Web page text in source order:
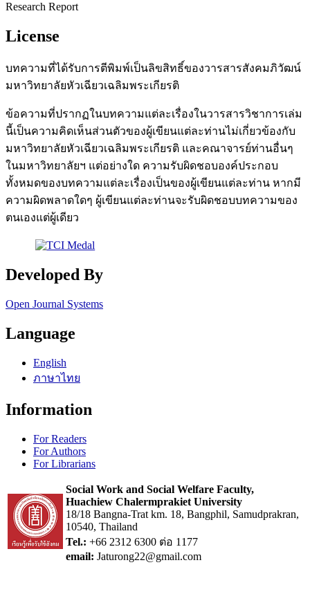
Research Report
License
บทความที่ได้รับการตีพิมพ์เป็นลิขสิทธิ์ของวารสารสังคมภิวัฒน์
มหาวิทยาลัยหัวเฉียวเฉลิมพระเกียรติ
ข้อความที่ปรากฏในบทความแต่ละเรื่องในวารสารวิชาการเล่ม
นี้เป็นความคิดเห็นส่วนตัวของผู้เขียนแต่ละท่านไม่เกี่ยวข้องกับ
มหาวิทยาลัยหัวเฉียวเฉลิมพระเกียรติ และคณาจารย์ท่านอื่นๆ
ในมหาวิทยาลัยฯ แต่อย่างใด ความรับผิดชอบองค์ประกอบ
ทั้งหมดของบทความแต่ละเรื่องเป็นของผู้เขียนแต่ละท่าน หากมี
ความผิดพลาดใดๆ ผู้เขียนแต่ละท่านจะรับผิดชอบบทความของ
ตนเองแต่ผู้เดียว
Developed By
Open Journal Systems
Language
English
ภาษาไทย
Information
For Readers
For Authors
For Librarians
Social Work and Social Welfare Faculty,
Huachiew Chalermprakiet University
18/18 Bangna-Trat km. 18, Bangphil, Samudprakran,
10540, Thailand
Tel.: +66 2312 6300 ต่อ 1177
email: Jaturong22@gmail.com